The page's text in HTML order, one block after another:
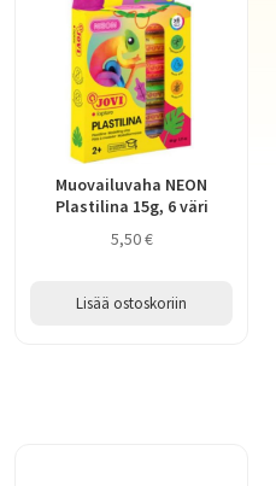
Muovailuvaha NEON
Plastilina 15g, 6 väri
5,50€
Lisää ostoskoriin